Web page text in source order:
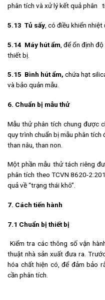
phân tích và xử lý kết quả phân
5.13 Tủ sấy , có điều khiển nhiệt
5.14 Máy hút ẩm , để ổn định
thiết bị.
5.15 Bình hút ẩm, chứa hạt
và bảo quản mẫu.
6. Chuẩn bị mẫu thử
Mẫu thử phân tích chung được
quy trình chuẩn bị mẫu phân
than nâu, than non.
Một phần mẫu thử tách riêng
phân tích theo TCVN 8620-
quả về “trạng thái khô”.
7. Cách tiến hành
7.1 Chuẩn bị thiết bị
Kiểm tra các thông số vận
thuật nhà sản xuất đưa ra.
hóa chất hiện có, để đảm bảo
cần phân tích.